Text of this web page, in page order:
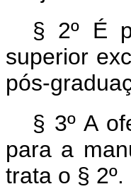
§ 2º É
superior
pós-
§ 3º A
para a
trata o § 2º.